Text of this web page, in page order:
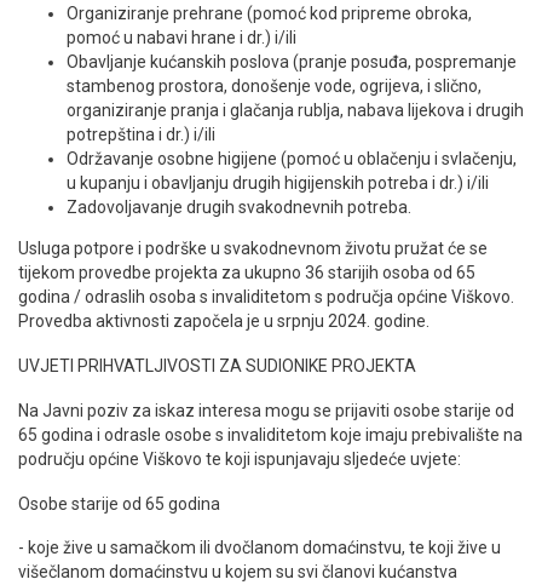
Organiziranje prehrane (pomoć kod pripreme obroka,
pomoć u nabavi hrane i dr.) i/ili
Obavljanje kućanskih poslova (pranje posuđa, pospremanje
stambenog prostora, donošenje vode, ogrijeva, i slično,
organiziranje pranja i glačanja rublja, nabava lijekova i drugih
potrepština i dr.) i/ili
Održavanje osobne higijene (pomoć u oblačenju i svlačenju,
u kupanju i obavljanju drugih higijenskih potreba i dr.) i/ili
Zadovoljavanje drugih svakodnevnih potreba.
Usluga potpore i podrške u svakodnevnom životu pružat će se
tijekom provedbe projekta za ukupno 36 starijih osoba od 65
godina / odraslih osoba s invaliditetom s područja općine Viškovo.
Provedba aktivnosti započela je u srpnju 2024. godine.
UVJETI PRIHVATLJIVOSTI ZA SUDIONIKE PROJEKTA
Na Javni poziv za iskaz interesa mogu se prijaviti osobe starije od
65 godina i odrasle osobe s invaliditetom koje imaju prebivalište na
području općine Viškovo te koji ispunjavaju sljedeće uvjete:
Osobe starije od 65 godina
- koje žive u samačkom ili dvočlanom domaćinstvu, te koji žive u
višečlanom domaćinstvu u kojem su svi članovi kućanstva